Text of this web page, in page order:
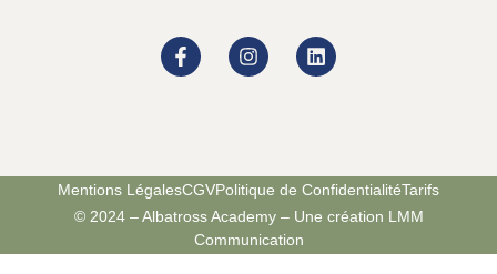
Mentions LégalesCGVPolitique de ConfidentialitéTarifs
© 2024 – Albatross Academy – Une création LMM
Communication